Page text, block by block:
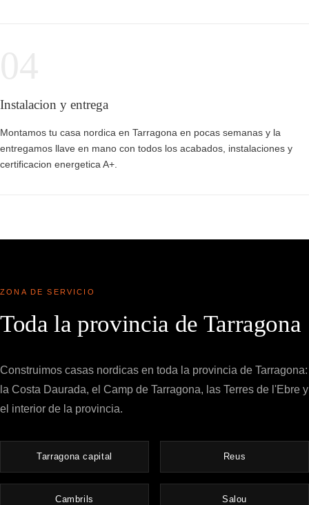
Instalacion y entrega
Montamos tu casa nordica en Tarragona en pocas semanas y la
entregamos llave en mano con todos los acabados, instalaciones y
certificacion energetica A+.
ZONA DE SERVICIO
Toda la provincia de Tarragona
Construimos casas nordicas en toda la provincia de Tarragona:
la Costa Daurada, el Camp de Tarragona, las Terres de l'Ebre y
el interior de la provincia.
Tarragona capital Reus
Cambrils Salou